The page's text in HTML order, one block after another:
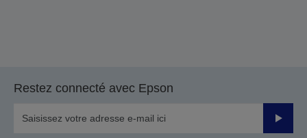
Restez connecté avec Epson
Valider